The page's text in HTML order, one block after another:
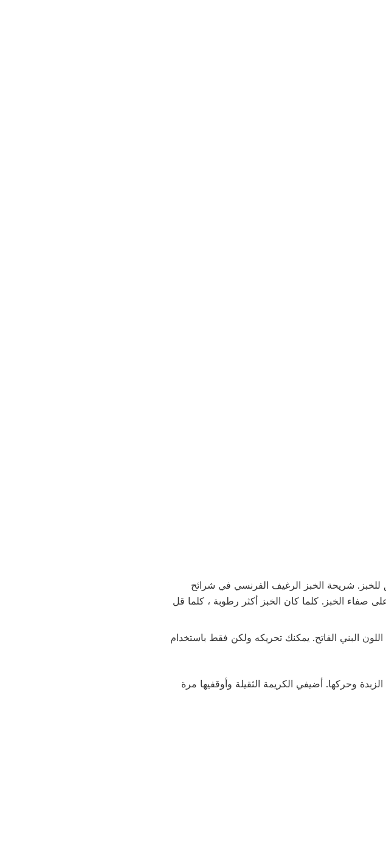
للخبز. شريحة الخبز الرغيف الفرنسي في شرائح
صفاء الخبز. كلما كان الخبز أكثر رطوبة ، كلما قل
البني الفاتح. يمكنك تحريكه ولكن فقط باستخدام
وحركها. أضيفي الكريمة الثقيلة وأوقفيها مرة